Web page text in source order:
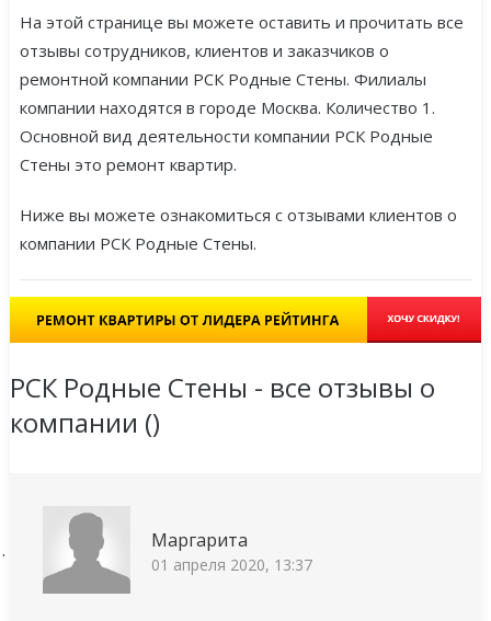
На этой странице вы можете оставить и прочитать все
отзывы сотрудников, клиентов и заказчиков о
ремонтной компании РСК Родные Стены. Филиалы
компании находятся в городе Москва. Количество 1.
Основной вид деятельности компании РСК Родные
Стены это ремонт квартир.
Ниже вы можете ознакомиться с отзывами клиентов о
компании РСК Родные Стены.
РСК Родные Стены - все отзывы о
компании ()
Маргарита
01 апреля 2020, 13:37